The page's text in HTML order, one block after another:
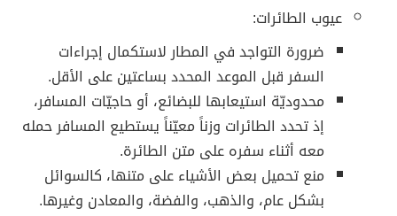
عيوب الطائرات:
ضرورة التواجد في المطار لاستكمال إجراءات
السفر قبل الموعد المحدد بساعتين على الأقل.
محدوديّة استيعابها للبضائع، أو حاجيّات المسافر،
إذ تحدد الطائرات وزناً معيّناً يستطيع المسافر حمله
معه أثناء سفره على متن الطائرة.
منع تحميل بعض الأشياء على متنها، كالسوائل
بشكل عام، والذهب، والفضة، والمعادن وغيرها.